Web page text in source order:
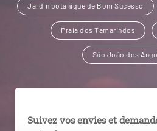
Jardin botanique de Bom Sucesso
Praia dos Tamarindos
São João dos
Suivez vos envies et